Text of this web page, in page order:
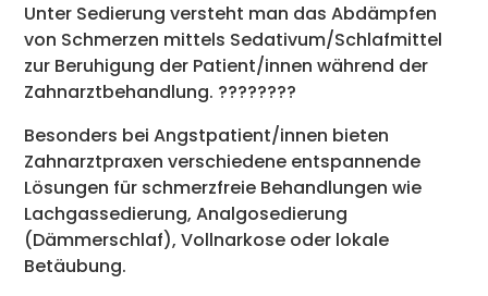
Unter Sedierung versteht man das Abdämpfen
von Schmerzen mittels Sedativum/Schlafmittel
zur Beruhigung der Patient/innen während der
Zahnarztbehandlung. ????????
Besonders bei Angstpatient/innen bieten
Zahnarztpraxen verschiedene entspannende
Lösungen für schmerzfreie Behandlungen wie
Lachgassedierung, Analgosedierung
(Dämmerschlaf), Vollnarkose oder lokale
Betäubung.